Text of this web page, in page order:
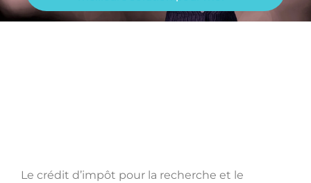
Le crédit d’impôt pour la recherche et le